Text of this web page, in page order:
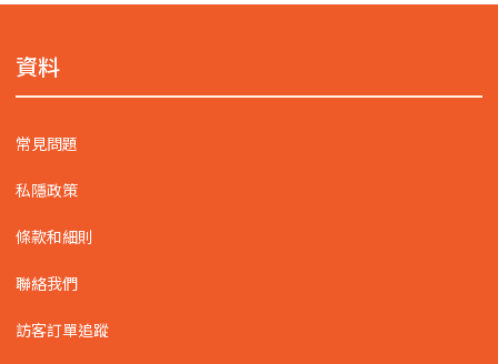
資料
常見問題
私隱政策
條款和細則
聯絡我們
訪客訂單追蹤